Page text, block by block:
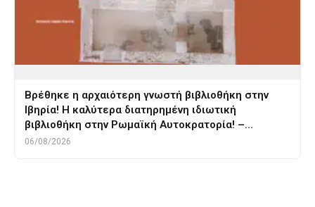
Βρέθηκε η αρχαιότερη γνωστή βιβλιοθήκη στην
Ιβηρία! Η καλύτερα διατηρημένη ιδιωτική
βιβλιοθήκη στην Ρωμαϊκή Αυτοκρατορία! –…
06/08/2026